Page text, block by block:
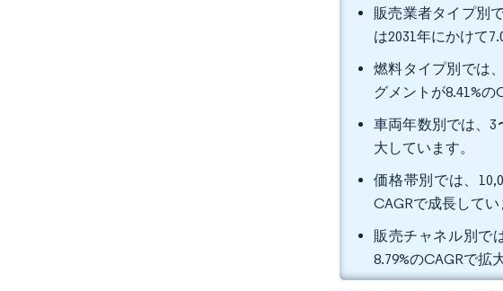
販売業者タイプ別
は2031年にかけて
燃料タイプ別では
グメントが8.41%の
車両年数別では、3
大しています。
価格帯別では、
CAGRで成長してい
販売チャネル別で
8.79%のCAGRで拡